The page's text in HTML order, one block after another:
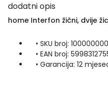
dodatni opis
home Interfon žični, dvije
• SKU broj:
• EAN broj:
• Garancija: 12